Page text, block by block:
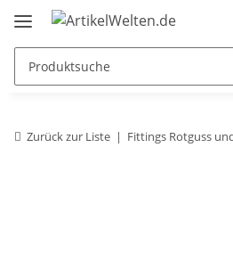
Zurück zur Liste Fittings Rotguss